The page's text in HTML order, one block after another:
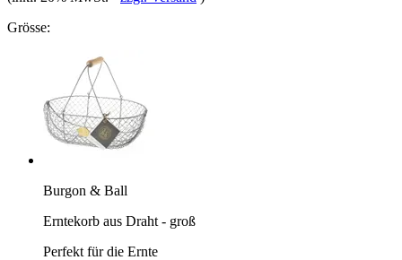
Grösse:
Burgon & Ball
Erntekorb aus Draht - groß
Perfekt für die Ernte